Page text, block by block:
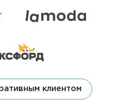
клиентом